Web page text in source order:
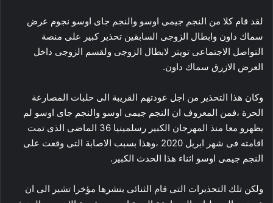
لقد قام كلا من النجم جيمى اوسو والنجم جاى اوسو نجوم عرض
سماك داون وابطال الزوجى السابقين تحذير كبير على منصة
التواصل الاجتماعى تويتر لابطال الزوجى ولقسم الزوجى داخل
العرض الازرق سماك داون.
وكان هذا التحذير من اجل عودتهم القريبة الى حلبات المصارعة
الحرة ،فمن المعروف ان النجم جيمى اوسو والنجم جاى اوسو لم
يظهرو معا منذ المهرجان الكبير رسلمينيا 36 الماضى الذى تمت
اقامته فى شهر ابريل 2020 ،وهذا بسبب الاصابة التى وقعت على
النجم جيمى اوسو اثناء هذا الحدث الكبير.
ولكن تلك التحذيرات التى قام الثنائى بنشرها مؤخرا تشير الى ان